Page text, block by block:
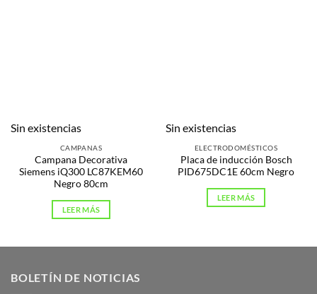
Sin existencias
CAMPANAS
Campana Decorativa
Siemens iQ300 LC87KEM60
Negro 80cm
LEER MÁS
Sin existencias
ELECTRODOMÉSTICOS
Placa de inducción Bosch
PID675DC1E 60cm Negro
LEER MÁS
BOLETÍN DE NOTICIAS